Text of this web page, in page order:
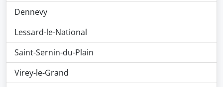
Dennevy
Lessard-le-National
Saint-Sernin-du-Plain
Virey-le-Grand